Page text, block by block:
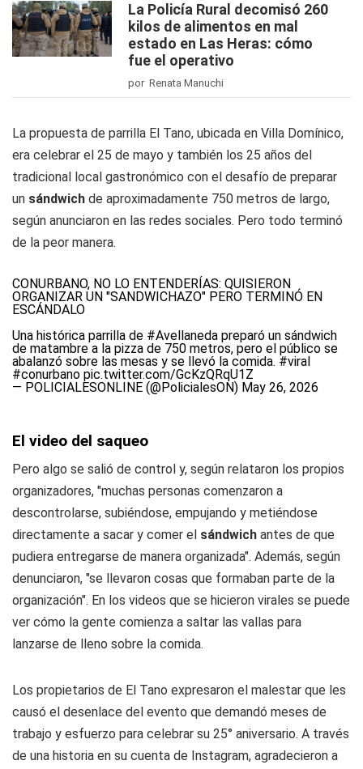
La Policía Rural decomisó 260
kilos de alimentos en mal
estado en Las Heras: cómo
fue el operativo
por Renata Manuchi
La propuesta de parrilla El Tano, ubicada en Villa Domínico,
era celebrar el 25 de mayo y también los 25 años del
tradicional local gastronómico con el desafío de preparar
un sándwich de aproximadamente 750 metros de largo,
según anunciaron en las redes sociales. Pero todo terminó
de la peor manera.
CONURBANO, NO LO ENTENDERÍAS: QUISIERON
ORGANIZAR UN "SANDWICHAZO" PERO TERMINÓ EN
ESCÁNDALO
Una histórica parrilla de #Avellaneda preparó un sándwich
de matambre a la pizza de 750 metros, pero el público se
abalanzó sobre las mesas y se llevó la comida. #viral
#conurbano pic.twitter.com/GcKzQRqU1Z
— POLICIALESONLINE (@PolicialesON) May 26, 2026
El video del saqueo
Pero algo se salió de control y, según relataron los propios
organizadores, "muchas personas comenzaron a
descontrolarse, subiéndose, empujando y metiéndose
directamente a sacar y comer el sándwich antes de que
pudiera entregarse de manera organizada". Además, según
denunciaron, "se llevaron cosas que formaban parte de la
organización". En los videos que se hicieron virales se puede
ver cómo la gente comienza a saltar las vallas para
lanzarse de lleno sobre la comida.
Los propietarios de El Tano expresaron el malestar que les
causó el desenlace del evento que demandó meses de
trabajo y esfuerzo para celebrar su 25° aniversario. A través
de una historia en su cuenta de Instagram, agradecieron a